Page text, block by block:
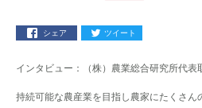
シェア ツイート
インタビュー：（株）農業総合研究所代
持続可能な農産業を目指し農家にたくさん